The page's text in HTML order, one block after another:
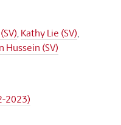
,Kathy Lie (SV),
Hussein (SV)
2023)